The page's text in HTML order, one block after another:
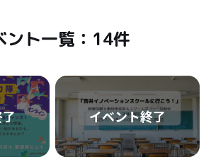
ント一覧：14件